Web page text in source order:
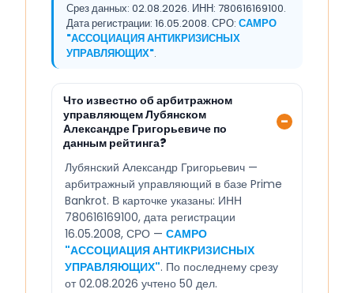
Срез данных: 02.08.2026. ИНН: 780616169100.
Дата регистрации: 16.05.2008. СРО: САМРО
"АССОЦИАЦИЯ АНТИКРИЗИСНЫХ
УПРАВЛЯЮЩИХ".
Что известно об арбитражном
управляющем Лубянском
Александре Григорьевиче по
данным рейтинга?
Лубянский Александр Григорьевич —
арбитражный управляющий в базе Prime
Bankrot. В карточке указаны: ИНН
780616169100, дата регистрации
16.05.2008, СРО — САМРО
"АССОЦИАЦИЯ АНТИКРИЗИСНЫХ
УПРАВЛЯЮЩИХ". По последнему срезу
от 02.08.2026 учтено 50 дел.